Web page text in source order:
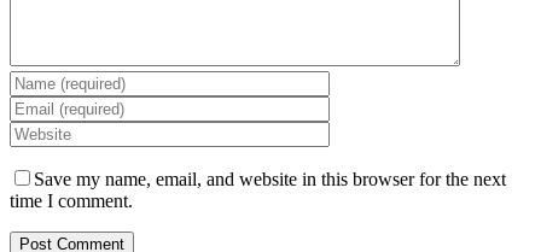
Save my name, email, and website in this browser for the next
time I comment.